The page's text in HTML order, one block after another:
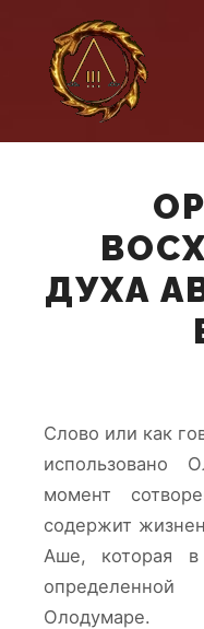
ДУХА
Слово или как
использовано
момент
содержит
Аше, которая в
Олодумаре.